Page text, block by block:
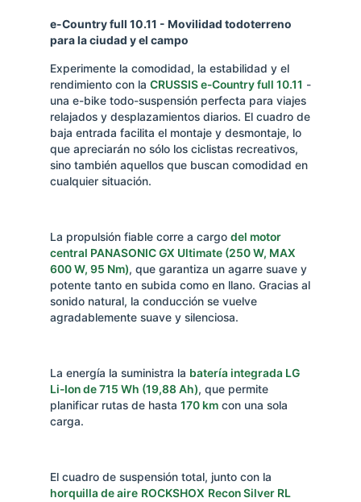
e-Country full 10.11 - Movilidad todoterreno
para la ciudad y el campo
Experimente la comodidad, la estabilidad y el
rendimiento con la CRUSSIS e-Country full 10.11 -
una e-bike todo-suspensión perfecta para viajes
relajados y desplazamientos diarios. El cuadro de
baja entrada facilita el montaje y desmontaje, lo
que apreciarán no sólo los ciclistas recreativos,
sino también aquellos que buscan comodidad en
cualquier situación.
La propulsión fiable corre a cargo del motor
central PANASONIC GX Ultimate (250 W, MAX
600 W, 95 Nm), que garantiza un agarre suave y
potente tanto en subida como en llano. Gracias al
sonido natural, la conducción se vuelve
agradablemente suave y silenciosa.
La energía la suministra la batería integrada LG
Li-Ion de 715 Wh (19,88 Ah), que permite
planificar rutas de hasta 170 kmcon una sola
carga.
El cuadro de suspensión total, junto con la
horquilla de aire ROCKSHOX Recon Silver RL